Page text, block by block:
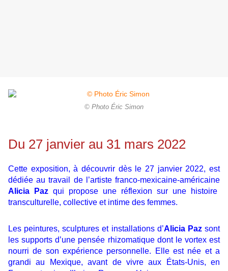
© Photo Éric Simon
Du 27 janvier au 31 mars 2022
Cette exposition, à découvrir dès le 27 janvier 2022, est
dédiée au travail de l’artiste franco-mexicaine-américaine
Alicia Paz qui propose une réflexion sur une histoire
transculturelle, collective et intime des femmes.
Les peintures, sculptures et installations d’Alicia Pazsont
les supports d’une pensée rhizomatique dont le vortex est
nourri de son expérience personnelle. Elle est née et a
grandi au Mexique, avant de vivre aux États-Unis, en